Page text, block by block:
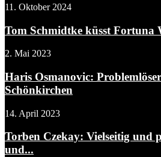
11. Oktober 2024
Tom Schmidtke küsst Fortuna
2. Mai 2023
Haris Osmanovic:
Schönkirchen
14. April 2023
Torben Czekay: Vielseitig und
und...